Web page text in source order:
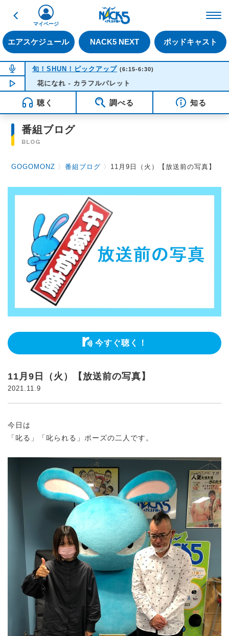
戻る
エアスケジュール NACK5 NEXT ポッドキャスト
マイページ
NOW ON AIR
旬！SHUN！ピックアップ (6:15-6:30)
NOW PLAYING06:09
花になれ - カラフルパレット
聴く 調べる 知る
番組ブログ
BLOG
GOGOMONZ 〉番組ブログ 〉 11月9日（火）【放送前の写真】
今すぐ聴く！
11月9日（火）【放送前の写真】
2021.11.9
今日は
「叱る」「叱られる」ポーズの二人です。